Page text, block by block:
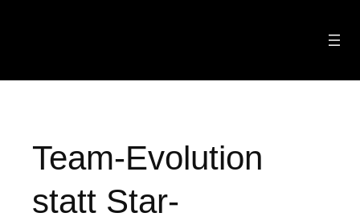
Team-Evolution
statt Star-